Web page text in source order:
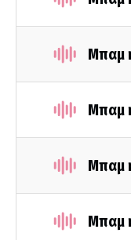
Μπαμ
Μπαμ
Μπαμ
Μπαμ